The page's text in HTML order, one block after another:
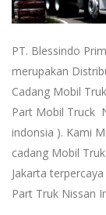
PT. Blessindo
merupakan
Cadang Mobil
Part Mobil Truck
indonsia ). Kami
cadang Mobil
Jakarta
Part Truk Nissan